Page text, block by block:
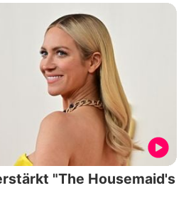
"The Housemaid's